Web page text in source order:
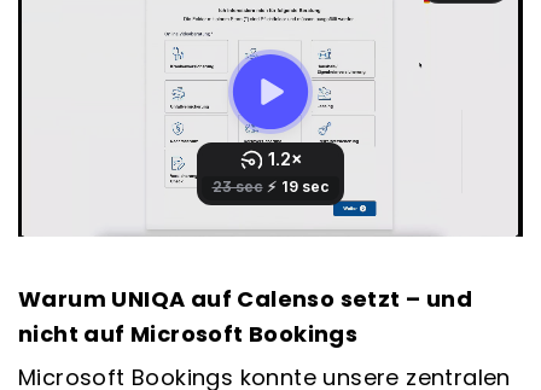
Warum UNIQA auf Calenso setzt – und
nicht auf Microsoft Bookings
Microsoft Bookings konnte unsere zentralen